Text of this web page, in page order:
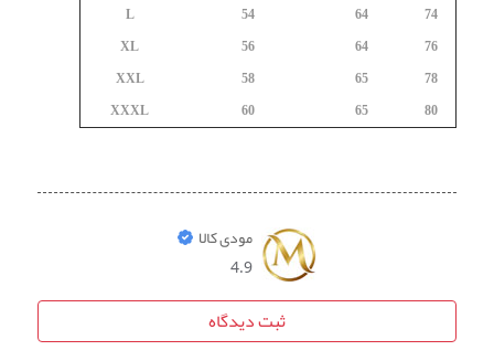
74
64
54
L
76
64
56
XL
78
65
58
XXL
80
65
60
XXXL
مودی کالا
4.9
ثبت دیدگاه